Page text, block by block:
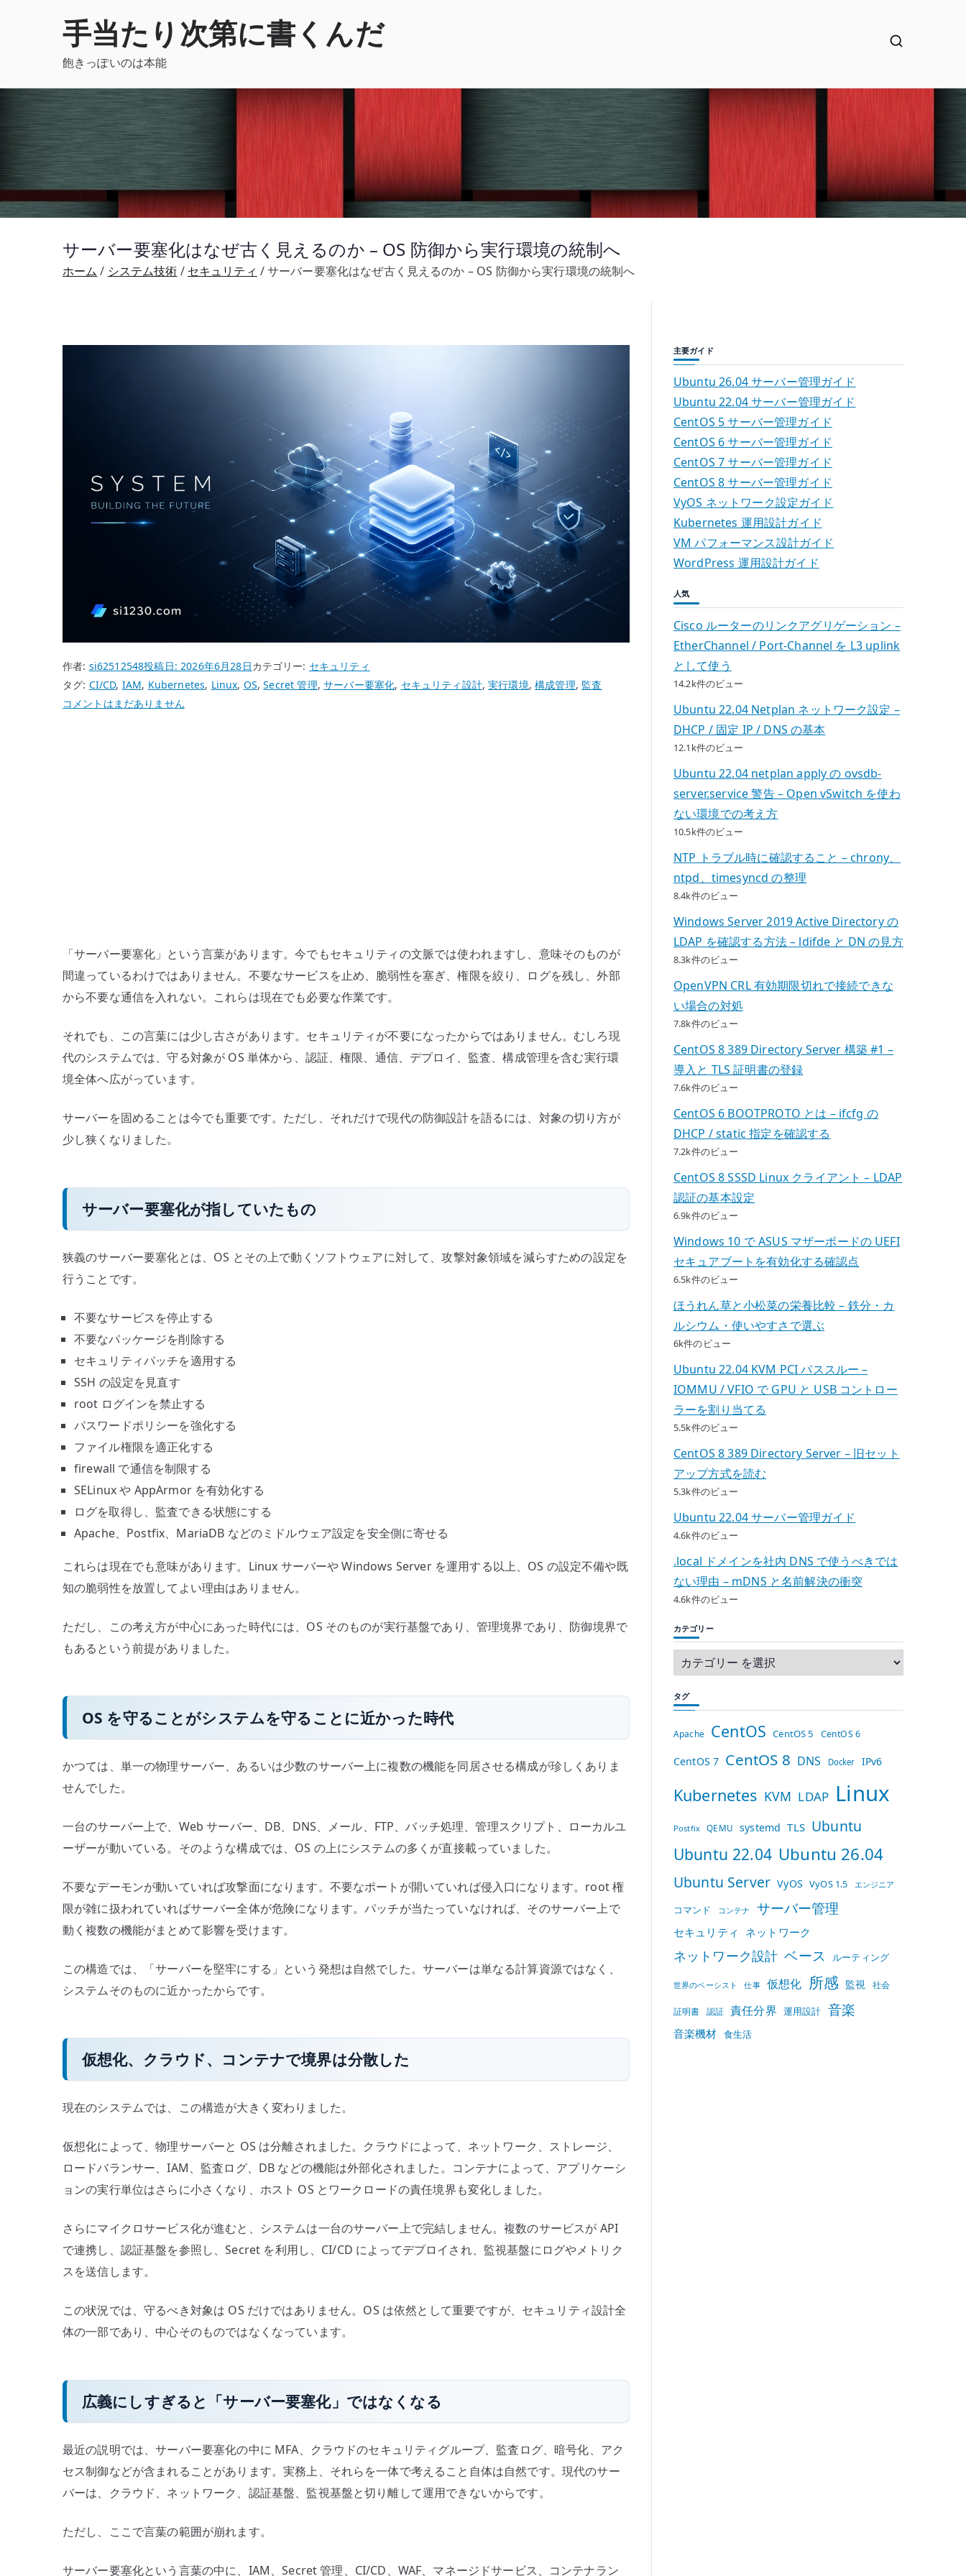
手当たり次第に書くんだ
飽きっぽいのは本能
サーバー要塞化はなぜ古く見えるのか – OS 防御から実行環境の統制へ
ホーム システム技術 セキュリティ サーバー要塞化はなぜ古く見えるのか – OS 防御から実行環境の統制へ
作者: si62512548投稿日:2026年6月28日カテゴリー: セキュリティ
タグ: CI/CD, IAM, Kubernetes, Linux, OS,Secret 管理,サーバー要塞化, セキュリティ設計,実行環境,構成管理, 監査
サ
え
の
か
OS
防
御
ら
実
境
統
へ
へ
コメントはまだありません
「サーバー要塞化」という言葉があります。今でもセキュリティの文脈では使われますし、意味そのものが
間違っているわけではありません。不要なサービスを止め、脆弱性を塞ぎ、権限を絞り、ログを残し、外部
から不要な通信を入れない。これらは現在でも必要な作業です。
それでも、この言葉には少し古さがあります。セキュリティが不要になったからではありません。むしろ現
代のシステムでは、守る対象が OS 単体から、認証、権限、通信、デプロイ、監査、構成管理を含む実行環
境全体へ広がっています。
サーバーを固めることは今でも重要です。ただし、それだけで現代の防御設計を語るには、対象の切り方が
少し狭くなりました。
サーバー要塞化が指していたもの
狭義のサーバー要塞化とは、OS とその上で動くソフトウェアに対して、攻撃対象領域を減らすための設定を
行うことです。
不要なサービスを停止する
不要なパッケージを削除する
セキュリティパッチを適用する
SSH の設定を見直す
root ログインを禁止する
パスワードポリシーを強化する
ファイル権限を適正化する
firewall で通信を制限する
SELinux や AppArmor を有効化する
ログを取得し、監査できる状態にする
Apache、Postfix、MariaDB などのミドルウェア設定を安全側に寄せる
これらは現在でも意味があります。Linux サーバーや Windows Server を運用する以上、OS の設定不備や既
知の脆弱性を放置してよい理由はありません。
ただし、この考え方が中心にあった時代には、OS そのものが実行基盤であり、管理境界であり、防御境界で
もあるという前提がありました。
OS を守ることがシステムを守ることに近かった時代
かつては、単一の物理サーバー、あるいは少数のサーバー上に複数の機能を同居させる構成が珍しくありま
せんでした。
一台のサーバー上で、Web サーバー、DB、DNS、メール、FTP、バッチ処理、管理スクリプト、ローカルユ
ーザーが動いている。そのような構成では、OS の上にシステムの多くが直接載っていました。
不要なデーモンが動いていれば攻撃面になります。不要なポートが開いていれば侵入口になります。root 権
限が雑に扱われていればサーバー全体が危険になります。パッチが当たっていなければ、そのサーバー上で
動く複数の機能がまとめて影響を受けます。
この構造では、「サーバーを堅牢にする」という発想は自然でした。サーバーは単なる計算資源ではなく、
システムそのものに近かったからです。
仮想化、クラウド、コンテナで境界は分散した
現在のシステムでは、この構造が大きく変わりました。
仮想化によって、物理サーバーと OS は分離されました。クラウドによって、ネットワーク、ストレージ、
ロードバランサー、IAM、監査ログ、DB などの機能は外部化されました。コンテナによって、アプリケーシ
ョンの実行単位はさらに小さくなり、ホスト OS とワークロードの責任境界も変化しました。
さらにマイクロサービス化が進むと、システムは一台のサーバー上で完結しません。複数のサービスが API
で連携し、認証基盤を参照し、Secret を利用し、CI/CD によってデプロイされ、監視基盤にログやメトリク
スを送信します。
この状況では、守るべき対象は OS だけではありません。OS は依然として重要ですが、セキュリティ設計全
体の一部であり、中心そのものではなくなっています。
広義にしすぎると「サーバー要塞化」ではなくなる
最近の説明では、サーバー要塞化の中に MFA、クラウドのセキュリティグループ、監査ログ、暗号化、アク
セス制御などが含まれることがあります。実務上、それらを一体で考えること自体は自然です。現代のサー
バーは、クラウド、ネットワーク、認証基盤、監視基盤と切り離して運用できないからです。
ただし、ここで言葉の範囲が崩れます。
サーバー要塞化という言葉の中に、IAM、Secret 管理、CI/CD、WAF、マネージドサービス、コンテナラン
主要ガイド
Ubuntu 26.04 サーバー管理ガイド
Ubuntu 22.04 サーバー管理ガイド
CentOS 5 サーバー管理ガイド
CentOS 6 サーバー管理ガイド
CentOS 7 サーバー管理ガイド
CentOS 8 サーバー管理ガイド
VyOS ネットワーク設定ガイド
Kubernetes 運用設計ガイド
VM パフォーマンス設計ガイド
WordPress 運用設計ガイド
人気
Cisco ルーターのリンクアグリゲーション –
EtherChannel / Port-Channel を L3 uplink
として使う
14.2k件のビュー
Ubuntu 22.04 Netplan ネットワーク設定 –
DHCP / 固定 IP / DNS の基本
12.1k件のビュー
Ubuntu 22.04 netplan apply の ovsdb-
server.service 警告 – Open vSwitch を使わ
ない環境での考え方
10.5k件のビュー
NTP トラブル時に確認すること – chrony、
ntpd、timesyncd の整理
8.4k件のビュー
Windows Server 2019 Active Directory の
LDAP を確認する方法 – ldifde と DN の見方
8.3k件のビュー
OpenVPN CRL 有効期限切れで接続できな
い場合の対処
7.8k件のビュー
CentOS 8 389 Directory Server 構築 #1 –
導入と TLS 証明書の登録
7.6k件のビュー
CentOS 6 BOOTPROTO とは – ifcfg の
DHCP / static 指定を確認する
7.2k件のビュー
CentOS 8 SSSD Linux クライアント – LDAP
認証の基本設定
6.9k件のビュー
Windows 10 で ASUS マザーボードの UEFI
セキュアブートを有効化する確認点
6.5k件のビュー
ほうれん草と小松菜の栄養比較 – 鉄分・カ
ルシウム・使いやすさで選ぶ
6k件のビュー
Ubuntu 22.04 KVM PCI パススルー –
IOMMU / VFIO で GPU と USB コントロー
ラーを割り当てる
5.5k件のビュー
CentOS 8 389 Directory Server – 旧セット
アップ方式を読む
5.3k件のビュー
Ubuntu 22.04 サーバー管理ガイド
4.6k件のビュー
.local ドメインを社内 DNS で使うべきでは
ない理由 – mDNS と名前解決の衝突
4.6k件のビュー
カテゴリー
タグ
Apache CentOS CentOS 5 CentOS 6
CentOS 7 CentOS 8 DNS Docker IPv6
Kubernetes KVM LDAP Linux
Postfix QEMU systemd TLS Ubuntu
Ubuntu 22.04 Ubuntu 26.04
Ubuntu Server VyOS VyOS 1.5 エンジニア
コマンド コンテナ サーバー管理
セキュリティ ネットワーク
ネットワーク設計 ベース ルーティング
世界のベーシスト 仕事 仮想化 所感 監視 社会
証明書 認証 責任分界 運用設計 音楽
音楽機材 食生活